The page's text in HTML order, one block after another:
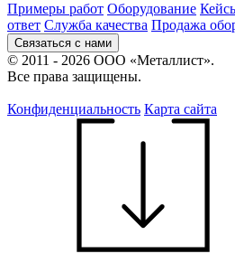
Примеры работ Оборудование
ответ Служба качества Продажа
Связаться с нами
© 2011 - 2026 ООО «Металлист».
Все права защищены.
Конфиденциальность Карта сайта